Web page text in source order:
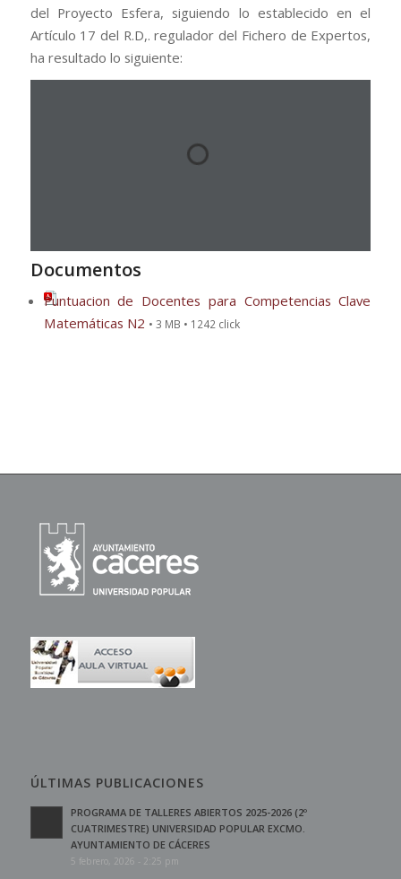
del Proyecto Esfera, siguiendo lo establecido en el
Artículo 17 del R.D,. regulador del Fichero de Expertos,
ha resultado lo siguiente:
Documentos
Puntuacion de Docentes para Competencias Clave
Matemáticas N2 • 3 MB • 1242 click
ÚLTIMAS PUBLICACIONES
PROGRAMA DE TALLERES ABIERTOS 2025-2026 (2º
CUATRIMESTRE) UNIVERSIDAD POPULAR EXCMO.
AYUNTAMIENTO DE CÁCERES
5 febrero, 2026 - 2:25 pm